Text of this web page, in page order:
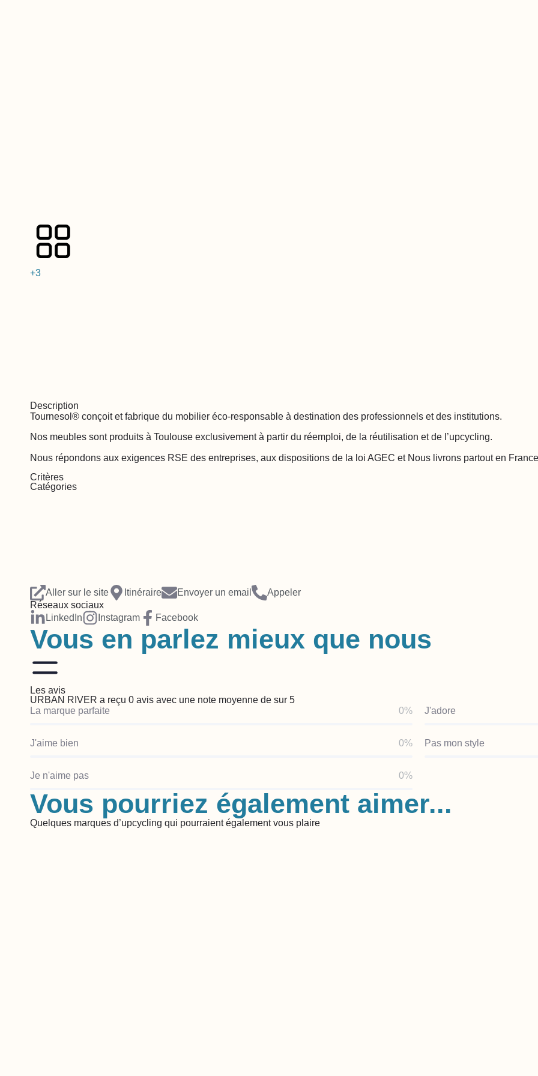
+3
Description
Tournesol® conçoit et fabrique du mobilier éco-responsable à destination des professionnels et des institutions.
Nos meubles sont produits à Toulouse exclusivement à partir du réemploi, de la réutilisation et de l’upcycling.
Nous répondons aux exigences RSE des entreprises, aux dispositions de la loi AGEC et Nous livrons partout en
Critères
Catégories
Aller sur le site Itinéraire Envoyer un email
Appeler
Réseaux sociaux
LinkedIn
Instagram Facebook
Vous en parlez mieux que nous
Les avis
URBAN RIVER a reçu 0 avis avec une note moyenne de sur 5
La marque parfaite
0% J'adore
J'aime bien 0% Pas mon style
Je n'aime pas 0%
Vous pourriez également aimer...
Quelques marques d’upcycling qui pourraient également vous plaire